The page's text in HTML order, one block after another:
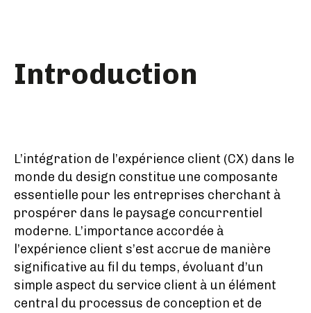
Introduction
L’intégration de l’expérience client (CX) dans le
monde du design constitue une composante
essentielle pour les entreprises cherchant à
prospérer dans le paysage concurrentiel
moderne. L’importance accordée à
l’expérience client s’est accrue de manière
significative au fil du temps, évoluant d’un
simple aspect du service client à un élément
central du processus de conception et de